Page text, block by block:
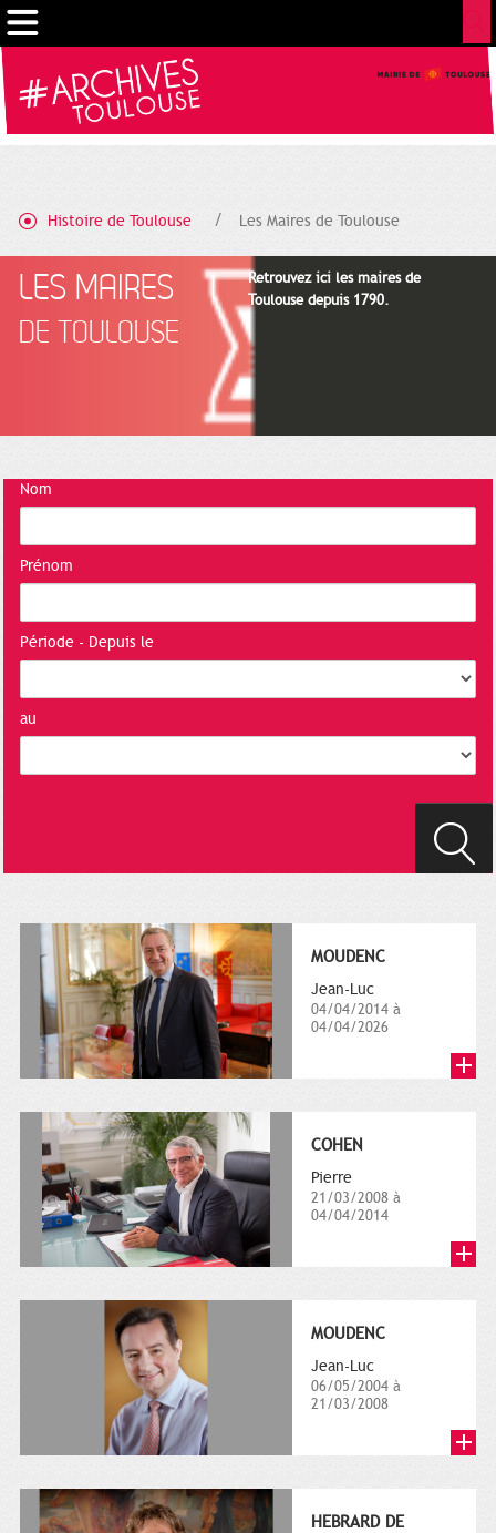
Histoire de Toulouse Les Maires de Toulouse
LES MAIRES
DE TOULOUSE
Retrouvez ici les maires de
Toulouse depuis 1790.
Nom
Prénom
Période - Depuis le
au
MOUDENC
Jean-Luc
04/04/2014 à
04/04/2026
COHEN
Pierre
21/03/2008 à
04/04/2014
MOUDENC
Jean-Luc
06/05/2004 à
21/03/2008
HEBRARD DE
Cookies management panel